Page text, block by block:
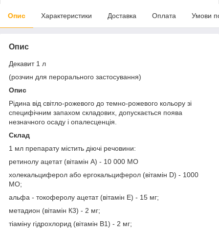
Опис Характеристики Доставка Оплата Умови
Опис
Декавит 1 л
(розчин для перорального застосування)
Опис
Рідина від світло-рожевого до темно-рожевого кольору зі
специфічним запахом складових, допускається поява
незначного осаду і опалесценція.
Склад
1 мл препарату містить діючі речовини:
ретинолу ацетат (вітамін А) - 10 000 МО
холекальциферол або ергокальциферол (вітамін D) - 1000
МО;
альфа - токоферолу ацетат (вітамін Е) - 15 мг;
метадион (вітамін К3) - 2 мг;
тіаміну гідрохлорид (вітамін В1) - 2 мг;